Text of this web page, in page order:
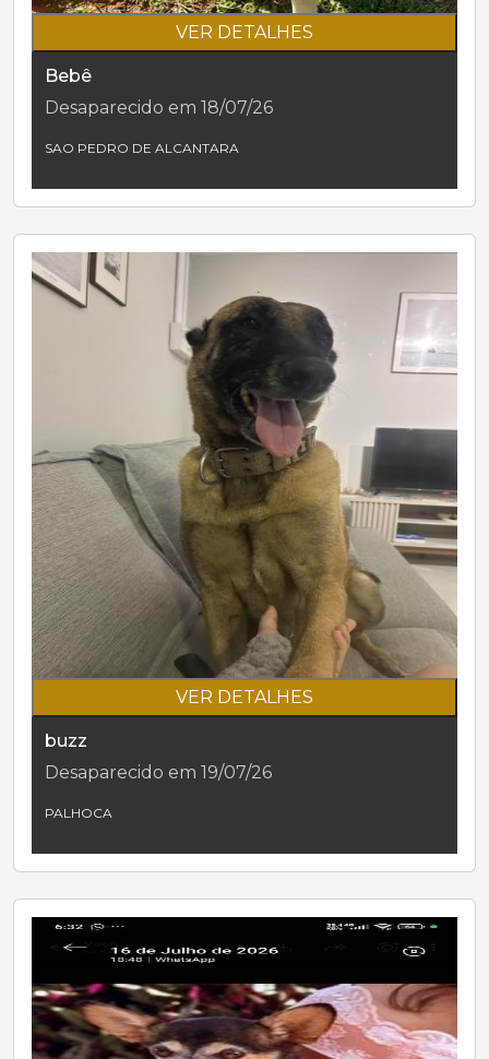
VER DETALHES
Bebê
Desaparecido em 18/07/26
SAO PEDRO DE ALCANTARA
VER DETALHES
buzz
Desaparecido em 19/07/26
PALHOCA